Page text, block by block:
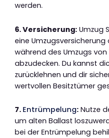
werden.
6. Versicherung: Umzug
eine
während des Umzugs
abzudecken. Du kannst
zurücklehnen und dir
wertvollen Besitztümer
7. Entrümpelung: Nutze
um alten Ballast
bei der Entrümpelung